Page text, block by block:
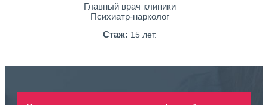
Главный врач клиники
Психиатр-нарколог
Стаж: 15 лет.